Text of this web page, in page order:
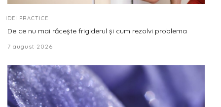
IDEI PRACTICE
De ce nu mai răcește frigiderul și cum rezolvi problema
7 august 2026